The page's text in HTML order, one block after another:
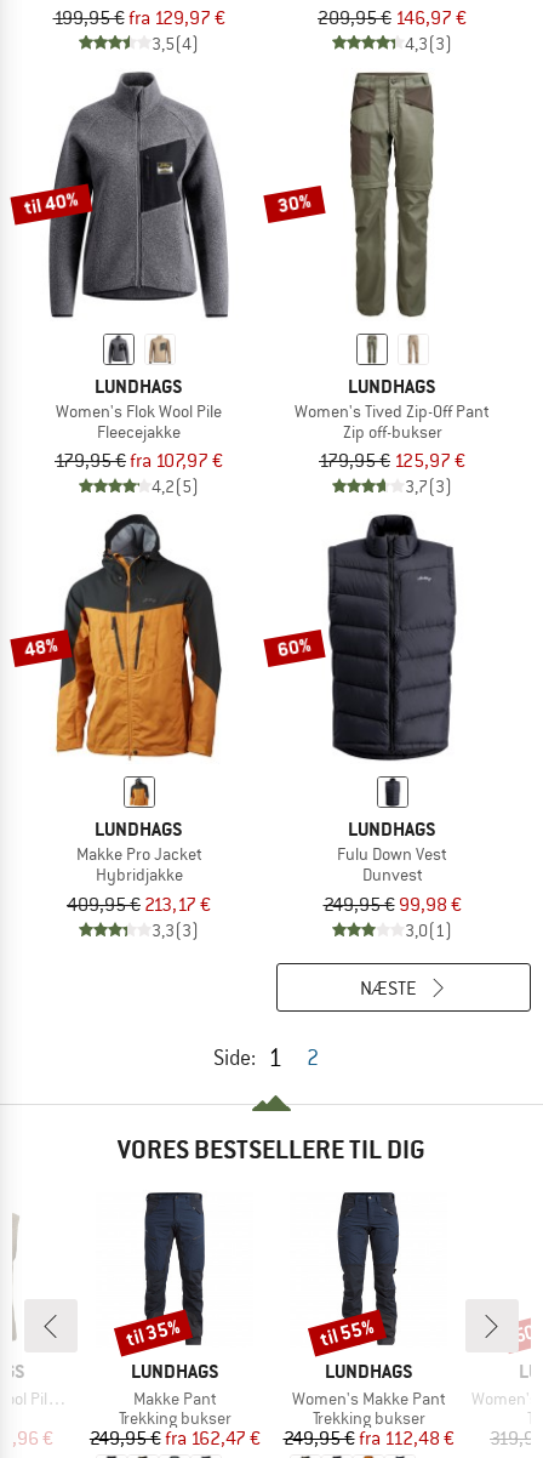
199,95 €fra 129,97 €
3,5(4)
209,95 € 146,97 €
4,3(3)
til 40%
LUNDHAGS
Women's Flok Wool Pile
Fleecejakke
179,95 €fra 107,97 €
4,2(5)
30%
LUNDHAGS
Women's Tived Zip-Off Pant
Zip off-bukser
179,95 € 125,97 €
3,7(3)
48%
LUNDHAGS
Makke Pro Jacket
Hybridjakke
409,95 € 213,17 €
3,3(3)
60%
LUNDHAGS
Fulu Down Vest
Dunvest
249,95 € 99,98 €
3,0(1)
Side: 1 2
NÆSTE
VORES BESTSELLERE TIL DIG
Vest
pris
€
MÆRKE
LUNDHAGS
Artikel
Makke Pant
Produktgruppe
Trekking bukser
Pris
249,95 € Nedsat pris
fra 162,47 €
Rabat
til 35%
MÆRKE
LUNDHAGS
Artikel
Women's Makke Pant
Produktgruppe
Trekking bukser
Pris
249,95 € Nedsat pris
fra 112,48 €
Rabat
til 55%
Artikel
Women's